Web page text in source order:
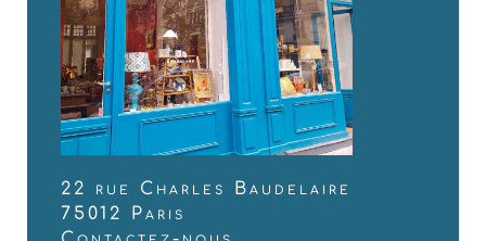
22 rue Charles Baudelaire
75012 Paris